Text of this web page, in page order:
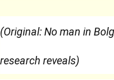
(Original: No man in
research reveals)